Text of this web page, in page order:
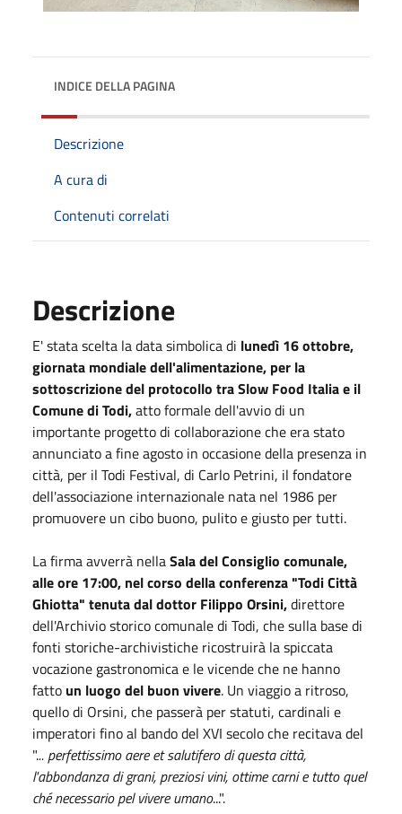
INDICE DELLA PAGINA
Descrizione
A cura di
Contenuti correlati
Descrizione
E' stata scelta la data simbolica di lunedì 16 ottobre,
giornata mondiale dell'alimentazione, per la
sottoscrizione del protocollo tra Slow Food Italia e il
Comune di Todi,atto formale dell'avvio di un
importante progetto di collaborazione che era stato
annunciato a fine agosto in occasione della presenza in
città, per il Todi Festival, di Carlo Petrini, il fondatore
dell'associazione internazionale nata nel 1986 per
promuovere un cibo buono, pulito e giusto per tutti.
La firma avverrà nellaSala del Consiglio comunale,
alle ore 17:00, nel corso della conferenza "Todi Città
Ghiotta" tenuta dal dottor Filippo Orsini,direttore
dell'Archivio storico comunale di Todi, che sulla base di
fonti storiche-archivistiche ricostruirà la spiccata
vocazione gastronomica e le vicende che ne hanno
fatto un luogo del buon vivere. Un viaggio a ritroso,
quello di Orsini, che passerà per statuti, cardinali e
imperatori fino al bando del XVI secolo che recitava del
"... perfettissimo aere et salutifero di questa città,
l'abbondanza di grani, preziosi vini, ottime carni e tutto quel
ché necessario pel vivere umano...".